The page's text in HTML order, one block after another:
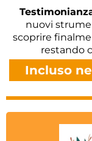
nuovi
scoprire
restando
Incluso